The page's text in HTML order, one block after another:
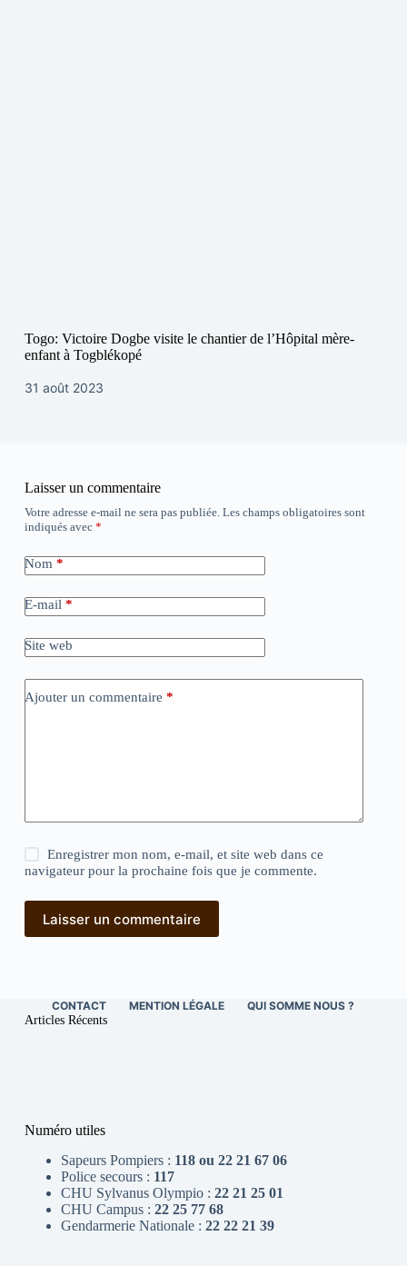
Togo: Victoire Dogbe visite le chantier de l’Hôpital mère-
enfant à Togblékopé
31 août 2023
Laisser un commentaire
Votre adresse e-mail ne sera pas publiée. Les champs obligatoires sont
indiqués avec *
Nom *
E-mail *
Site web
Ajouter un commentaire *
Enregistrer mon nom, e-mail, et site web dans ce
navigateur pour la prochaine fois que je commente.
Laisser un commentaire
CONTACT MENTION LÉGALE QUI SOMME NOUS ?
Articles Récents
Numéro utiles
Sapeurs Pompiers : 118 ou 22 21 67 06
Police secours : 117
CHU Sylvanus Olympio : 22 21 25 01
CHU Campus : 22 25 77 68
Gendarmerie Nationale : 22 22 21 39